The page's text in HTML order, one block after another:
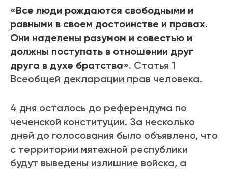
«Все люди рождаются свободными и
равными в своем достоинстве и правах.
Они наделены разумом и совестью и
должны поступать в отношении друг
друга в духе братства». Статья 1
Всеобщей декларации прав человека.
4 дня осталось до референдума по
чеченской конституции. За несколько
дней до голосования было объявлено, что
с территории мятежной республики
будут выведены излишние войска, а